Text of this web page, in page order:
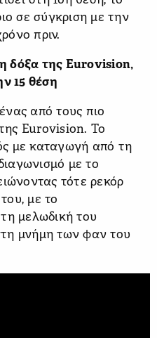
σε σύγκριση με την
πριν.
δόξα της Eurovision,
15 θέση
από τους πιο
Eurovision. Το
με καταγωγή από τη
με το
τότε ρεκόρ
με το
τη μελωδική του
μνήμη των φαν του